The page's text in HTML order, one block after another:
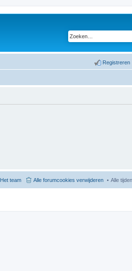
Registreren
Alle
Alle forumcookies verwijderen
Het team